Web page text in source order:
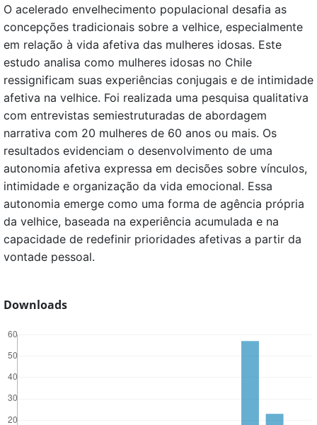
O acelerado envelhecimento populacional desafia as
concepções tradicionais sobre a velhice, especialmente
em relação à vida afetiva das mulheres idosas. Este
estudo analisa como mulheres idosas no Chile
ressignificam suas experiências conjugais e de intimidade
afetiva na velhice. Foi realizada uma pesquisa qualitativa
com entrevistas semiestruturadas de abordagem
narrativa com 20 mulheres de 60 anos ou mais. Os
resultados evidenciam o desenvolvimento de uma
autonomia afetiva expressa em decisões sobre vínculos,
intimidade e organização da vida emocional. Essa
autonomia emerge como uma forma de agência própria
da velhice, baseada na experiência acumulada e na
capacidade de redefinir prioridades afetivas a partir da
vontade pessoal.
Downloads